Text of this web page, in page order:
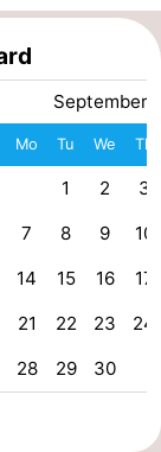
September
Mo Tu We Th
1 2 3
7 8 9 10
14 15 16 17
21 22 23 24
28 29 30